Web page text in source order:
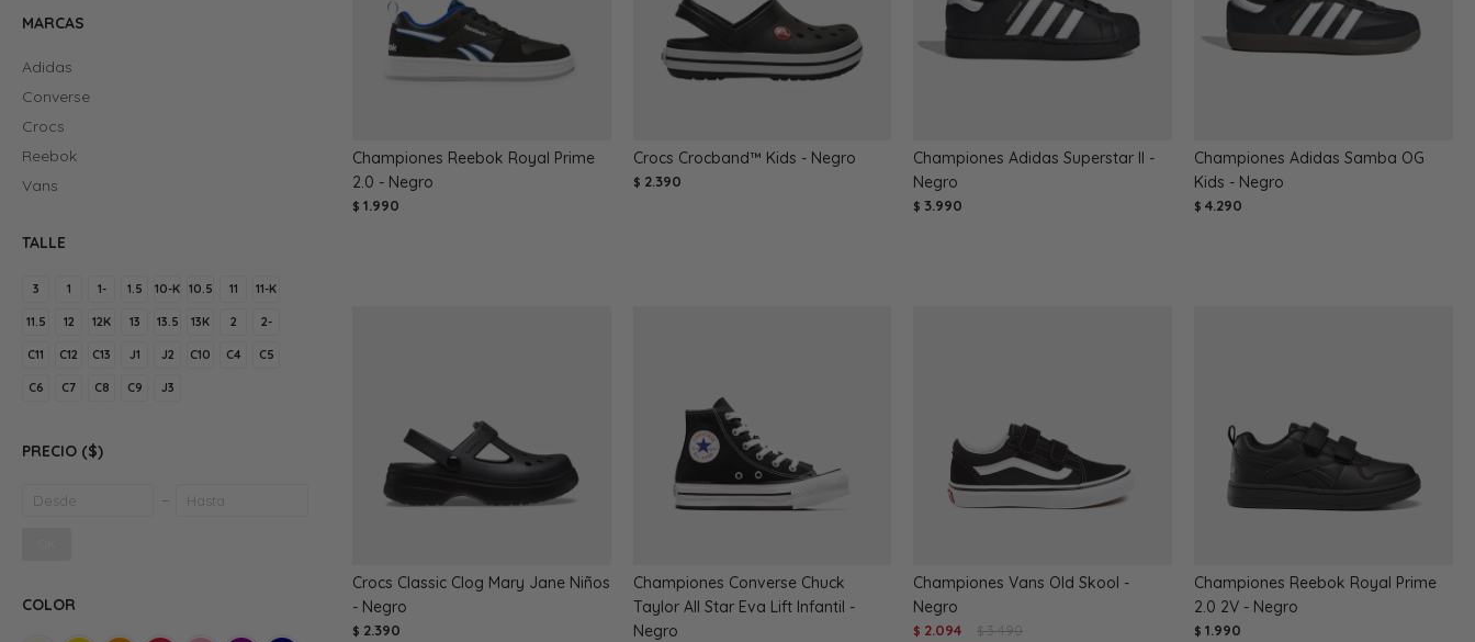
Championes Reebok Royal Prime
2.0 - Negro
$ 1.990
Crocs Crocband™ Kids - Negro
$ 2.390
Championes Adidas Superstar II -
Negro
$ 3.990
Championes Adidas Samba OG
Kids - Negro
$ 4.290
Crocs Classic Clog Mary Jane Niños
- Negro
$ 2.390
Championes Converse Chuck
Taylor All Star Eva Lift Infantil -
Negro
Championes Vans Old Skool -
Negro
$ 2.094 $ 3.490
Championes Reebok Royal Prime
2.0 2V - Negro
$ 1.990
MARCAS
Adidas
Converse
Crocs
Reebok
Vans
TALLE
3 1 1- 1.5 10-K 10.5 11 11-K
11.5 12 12K 13 13.5 13K 2 2-
C11 C12 C13 J1 J2 C10 C4 C5
C6 C7 C8 C9 J3
PRECIO ($)
COLOR